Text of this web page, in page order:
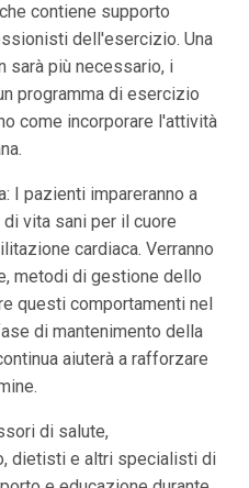
contiene supporto
dell'esercizio. Una
sarà più necessario, i
programma di esercizio
come incorporare l'attività
I pazienti impareranno a
vita sani per il cuore
cardiaca. Verranno
metodi di gestione dello
questi comportamenti nel
di mantenimento della
aiuterà a rafforzare
di salute,
dietisti e altri specialisti di